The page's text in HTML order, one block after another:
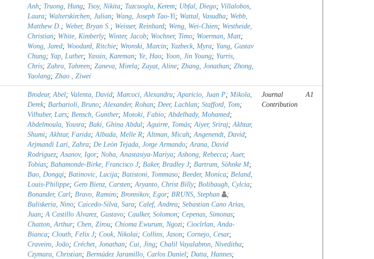
Anh; Truong, Hung; Tsoy, Nikita; Tuzcuoglu, Kerem; Ubfal, Diego; Villalobos,
Laura; Walterskirchen, Julian; Wang, Joseph Tao-Yi; Wattal, Vasudha; Webb,
Matthew D. ; Weber, Bryan S. ; Weisser, Reinhard; Weng, Wei-Chien; Westheide,
Christian; White, Kimberly; Winter, Jacob; Wochner, Timo; Woerman, Matt;
Wong, Jared; Woodard, Ritchie; Wronski, Marcin; Yazbeck, Myra; Yang, Gustav
Chung; Yap, Luther; Yassin, Kareman; Ye, Hao; Yoon, Jin Young; Yurris,
Chris; Zahra, Tahreen; Zaneva, Mirela; Zayat, Aline; Zhang, Jonathan; Zhong,
Yaolang; Zhao , Ziwei
Brodeur, Abel; Valenta, David; Marcoci, Alexandru;Aparicio, Juan P; Mikola,
Derek; Barbarioli, Bruno;Alexander, Rohan; Deer, Lachlan; Stafford, Tom;
Vilhuber, Lars; Bensch, Gunther; Motoki, Fabio;Abdelhady, Mohamed;
Abdelmoula, Yousra; Baki, Ghina Abdul;Aguirre, Tomás;Aiyer, Sriraj;Akhtar,
Shumi;Akhtar, Farida;Albada, Melle R;Altman, Micah;Angenendt, David;
Arjmandi Lari, Zahra; De León Tejada, Jorge Armando;Arana, David
Rodriguez;Asanov, Igor; Noha, Anastasiya-Mariya;Ashong, Rebecca;Auer,
Tobias; Bahamonde-Birke, Francisco J; Baker, Bradley J; Bartram, Söhnke M;
Bao, Dongqi; Batinovic, Lucija; Batistoni, Tommaso; Beeder, Monica; Beland,
Louis-Philippe; Gero Bienz, Carsten;Aryanto, Christ Billy; Bolibaugh, Cylcia;
Bonander, Carl; Bravo, Ramiro; Bronnikov, Egor; BRUNS, Stephan
;
Buliskeria, Nino; Caicedo-Silva, Sara; Calef, Andrea; Sebastian Cano Arias,
Juan;A Castillo Alvarez, Gustavo; Caulker, Solomon; Cepenas, Simonas;
Chatton, Arthur; Chen, Zirou; Chioma Ewurum, Ngozi; Ciocîrlan, Anda-
Bianca; Clouth, Felix J; Cook, Nikolai; Collins, Jason; Cornejo, Cesar;
Craveiro, João; Créchet, Jonathan; Cui, Jing; Chalil Vayalabron, Niveditha;
Czymara, Christian; Bermúdez Jaramillo, Carlos Daniel; Datta, Hannes;
Journal
Contribution
A1